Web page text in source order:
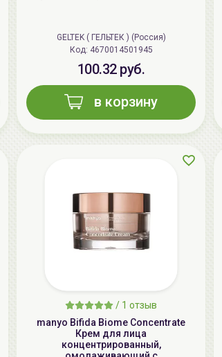
GELTEK ( ГЕЛЬТЕК ) (Россия)
Код: 4670014501945
100.32 руб.
в корзину
/ 1 отзыв
manyo Bifida Biome Concentrate
Крем для лица
концентрированный,